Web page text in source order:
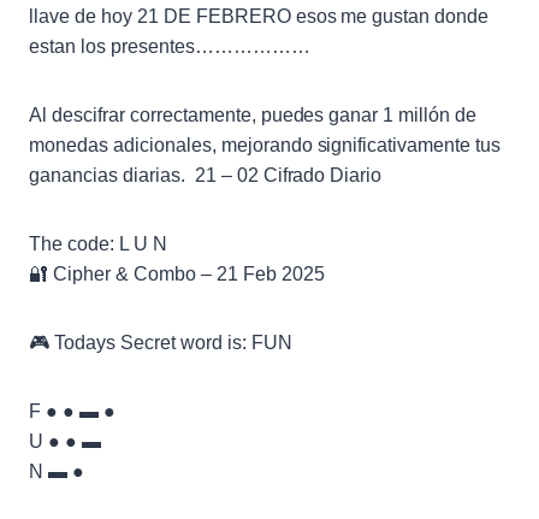
llave de hoy 21 DE FEBRERO esos me gustan donde
estan los presentes………………
Al descifrar correctamente, puedes ganar 1 millón de
monedas adicionales, mejorando significativamente tus
ganancias diarias. 21 – 02 Cifrado Diario
The code: L U N
🔐 Cipher & Combo – 21 Feb 2025
🎮 Todays Secret word is: FUN
F ● ● ▬ ●
U ● ● ▬
N ▬ ●